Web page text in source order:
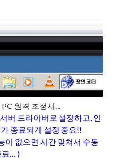
원격 조정시…
버 드라이버로 설정하고, 인
종료되게 설정 중요!!
이 없으면 시간 맞쳐서 수동
료… )